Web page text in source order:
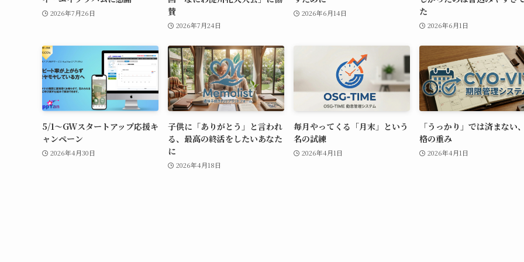
2026年7月26日
賛
2026年7月24日
2026年6月14日
た
2026年6月1日
5/1〜GWスタートアップ応援キ
ャンペーン
2026年4月30日
⼦供に「ありがとう」と⾔われ
る、最⾼の終活をしたいあなた
に
2026年4月18日
毎月やってくる「月末」という
名の試練
2026年4月1日
「うっかり」では済まない
格の重み
2026年4月1日